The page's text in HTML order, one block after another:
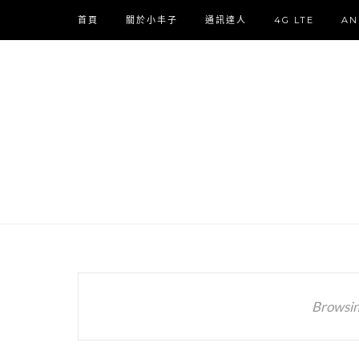
首頁 關於小丰子 通訊達人 4G LTE